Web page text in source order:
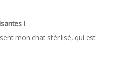
!
mon chat stérilisé, qui est